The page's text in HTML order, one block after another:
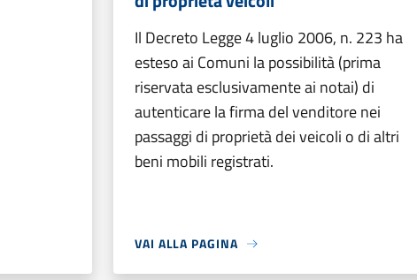
Il Decreto Legge 4 luglio 2006, n. 223 ha
esteso ai Comuni la possibilità (prima
riservata esclusivamente ai notai) di
autenticare la firma del venditore nei
passaggi di proprietà dei veicoli o di altri
beni mobili registrati.
VAI ALLA PAGINA